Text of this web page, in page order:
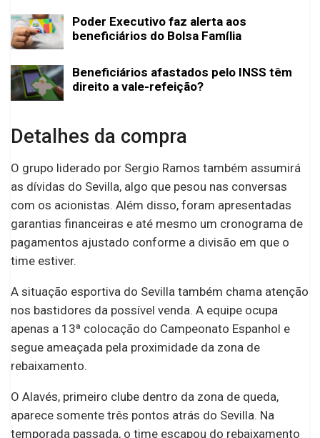
Poder Executivo faz alerta aos
beneficiários do Bolsa Família
Beneficiários afastados pelo INSS têm
direito a vale-refeição?
Detalhes da compra
O grupo liderado por Sergio Ramos também assumirá
as dívidas do Sevilla, algo que pesou nas conversas
com os acionistas. Além disso, foram apresentadas
garantias financeiras e até mesmo um cronograma de
pagamentos ajustado conforme a divisão em que o
time estiver.
A situação esportiva do Sevilla também chama atenção
nos bastidores da possível venda. A equipe ocupa
apenas a 13ª colocação do Campeonato Espanhol e
segue ameaçada pela proximidade da zona de
rebaixamento.
O Alavés, primeiro clube dentro da zona de queda,
aparece somente três pontos atrás do Sevilla. Na
temporada passada, o time escapou do rebaixamento